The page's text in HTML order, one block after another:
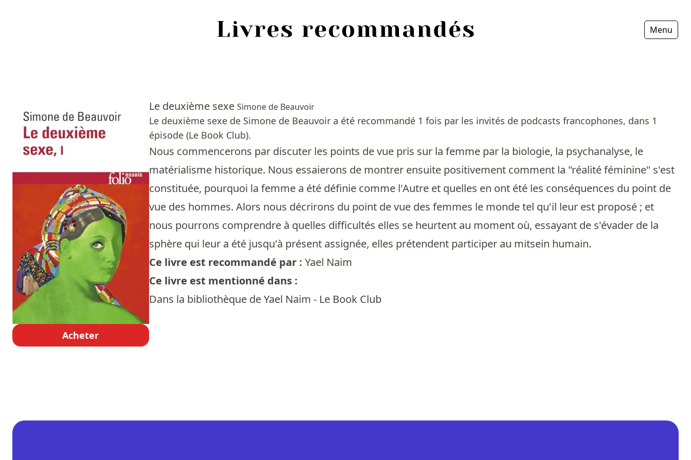
Menu
Acheter
Le deuxième sexe Simone de Beauvoir
Le deuxième sexe de Simone de Beauvoir a été recommandé 1 fois par les invités de podcasts francophones, dans 1
épisode (Le Book Club).
Nous commencerons par discuter les points de vue pris sur la femme par la biologie, la psychanalyse, le
matérialisme historique. Nous essaierons de montrer ensuite positivement comment la "réalité féminine" s'est
constituée, pourquoi la femme a été définie comme l'Autre et quelles en ont été les conséquences du point de
vue des hommes. Alors nous décrirons du point de vue des femmes le monde tel qu'il leur est proposé ; et
nous pourrons comprendre à quelles difficultés elles se heurtent au moment où, essayant de s'évader de la
sphère qui leur a été jusqu'à présent assignée, elles prétendent participer au mitsein humain.
Ce livre est recommandé par : Yael Naim
Ce livre est mentionné dans :
Dans la bibliothèque de Yael Naim - Le Book Club
Sources
Personnes
Livres
Livres les plus recommandés
Prix littéraires